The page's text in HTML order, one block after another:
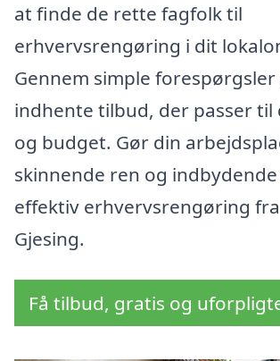
at finde de rette fagfolk til
erhvervsrengøring i dit
Gennem simple forespørgsler
indhente tilbud, der passer til
og budget. Gør din
skinnende ren og
effektiv erhvervsrengøring
Gjesing.
Få tilbud, gratis og